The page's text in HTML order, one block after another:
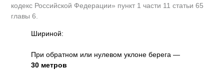
кодекс Российской Федерации» пункт 1 части 11 статьи 65
главы 6.
Шириной:
При обратном или нулевом уклоне берега —
30 метров